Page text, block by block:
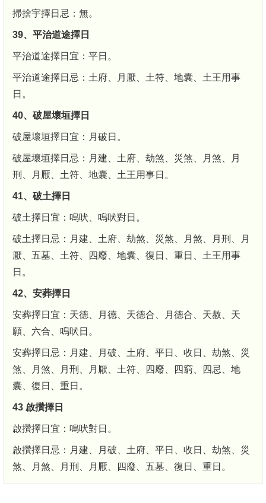
掃捨宇擇日忌：無。
39、平治道途擇日
平治道途擇日宜：平日。
平治道途擇日忌：土府、月厭、土符、地囊、土王用事
日。
40、破屋壞垣擇日
破屋壞垣擇日宜：月破日。
破屋壞垣擇日忌：月建、土府、劫煞、災煞、月煞、月
刑、月厭、土符、地囊、土王用事日。
41、破土擇日
破土擇日宜：鳴吠、鳴吠對日。
破土擇日忌：月建、土府、劫煞、災煞、月煞、月刑、月
厭、五墓、土符、四廢、地囊、復日、重日、土王用事
日。
42、安葬擇日
安葬擇日宜：天德、月德、天德合、月德合、天赦、天
願、六合、鳴吠日。
安葬擇日忌：月建、月破、土府、平日、收日、劫煞、災
煞、月煞、月刑、月厭、土符、四廢、四窮、四忌、地
囊、復日、重日。
43 啟攢擇日
啟攢擇日宜：鳴吠對日。
啟攢擇日忌：月建、月破、土府、平日、收日、劫煞、災
煞、月煞、月刑、月厭、四廢、五墓、復日、重日。